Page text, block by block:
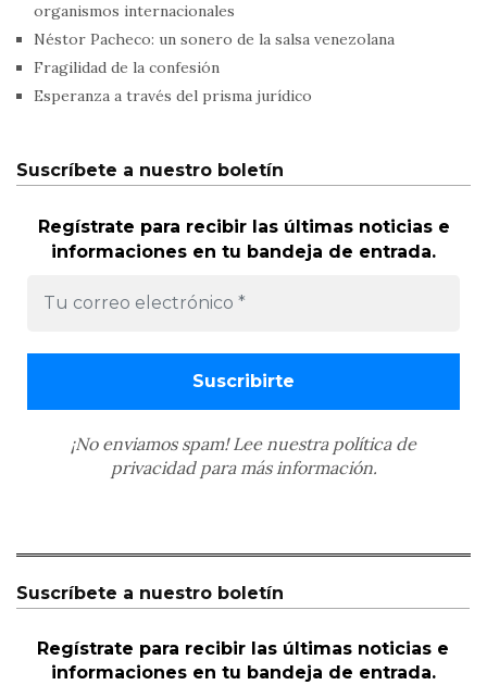
organismos internacionales
Néstor Pacheco: un sonero de la salsa venezolana
Fragilidad de la confesión
Esperanza a través del prisma jurídico
Suscríbete a nuestro boletín
Regístrate para recibir las últimas noticias e
informaciones en tu bandeja de entrada.
¡No enviamos spam! Lee nuestra política de
privacidadpara más información.
Suscríbete a nuestro boletín
Regístrate para recibir las últimas noticias e
informaciones en tu bandeja de entrada.